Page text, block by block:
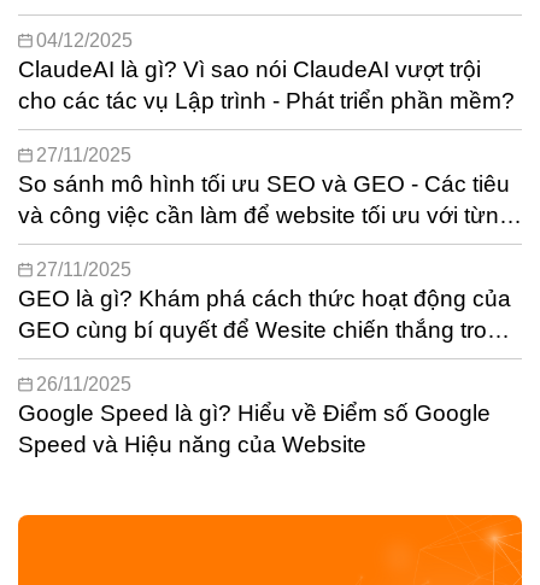
lý [Update 2/2026]
04/12/2025
ClaudeAI là gì? Vì sao nói ClaudeAI vượt trội
cho các tác vụ Lập trình - Phát triển phần mềm?
27/11/2025
So sánh mô hình tối ưu SEO và GEO - Các tiêu
và công việc cần làm để website tối ưu với từng
mô hình
27/11/2025
GEO là gì? Khám phá cách thức hoạt động của
GEO cùng bí quyết để Wesite chiến thắng trong
kỷ nguyên AI
26/11/2025
Google Speed là gì? Hiểu về Điểm số Google
Speed và Hiệu năng của Website